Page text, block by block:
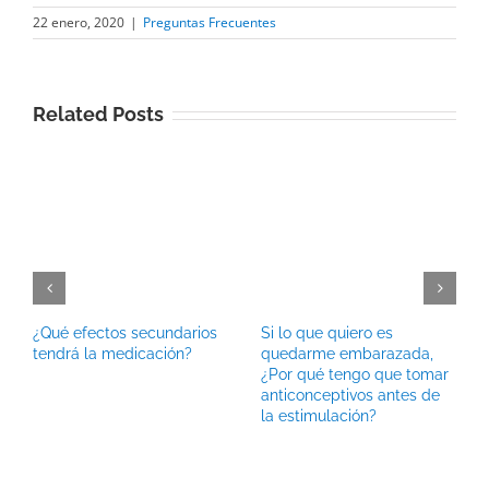
22 enero, 2020 | Preguntas Frecuentes
Related Posts
¿Qué efectos secundarios
tendrá la medicación?
Si lo que quiero es
quedarme embarazada,
¿Por qué tengo que tomar
anticonceptivos antes de
la estimulación?